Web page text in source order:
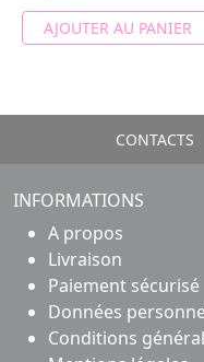
AJOUTER AU PANIER
CONTACTS
INFORMATIONS
A propos
Livraison
Paiement sécurisé
Données
Conditions